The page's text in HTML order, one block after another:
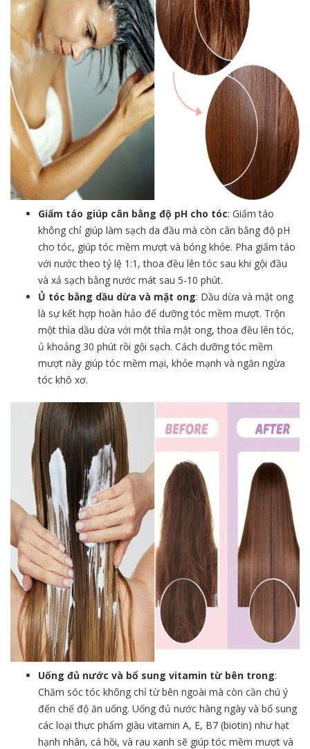
Giấm táo giúp cân bằng độ pH cho tóc: Giấm táo
không chỉ giúp làm sạch da đầu mà còn cân bằng độ pH
cho tóc, giúp tóc mềm mượt và bóng khỏe. Pha giấm táo
với nước theo tỷ lệ 1:1, thoa đều lên tóc sau khi gội đầu
và xả sạch bằng nước mát sau 5-10 phút.
Ủ tóc bằng dầu dừa và mật ong: Dầu dừa và mật ong
là sự kết hợp hoàn hảo để dưỡng tóc mềm mượt. Trộn
một thìa dầu dừa với một thìa mật ong, thoa đều lên tóc,
ủ khoảng 30 phút rồi gội sạch. Cách dưỡng tóc mềm
mượt này giúp tóc mềm mại, khỏe mạnh và ngăn ngừa
tóc khô xơ.
Uống đủ nước và bổ sung vitamin từ bên trong:
Chăm sóc tóc không chỉ từ bên ngoài mà còn cần chú ý
đến chế độ ăn uống. Uống đủ nước hàng ngày và bổ sung
các loại thực phẩm giàu vitamin A, E, B7 (biotin) như hạt
hạnh nhân, cá hồi, và rau xanh sẽ giúp tóc mềm mượt và